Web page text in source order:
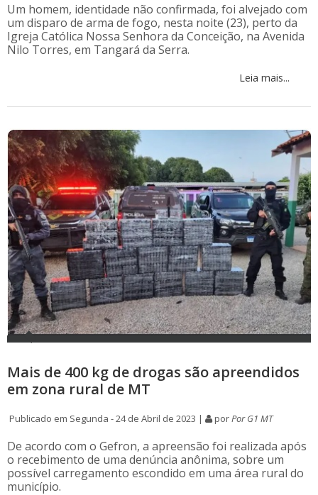
Um homem, identidade não confirmada, foi alvejado com
um disparo de arma de fogo, nesta noite (23), perto da
Igreja Católica Nossa Senhora da Conceição, na Avenida
Nilo Torres, em Tangará da Serra.
Leia mais...
Mais de 400 kg de drogas são apreendidos
em zona rural de MT
Publicado em Segunda - 24 de Abril de 2023 | por Por G1 MT
De acordo com o Gefron, a apreensão foi realizada após
o recebimento de uma denúncia anônima, sobre um
possível carregamento escondido em uma área rural do
município.